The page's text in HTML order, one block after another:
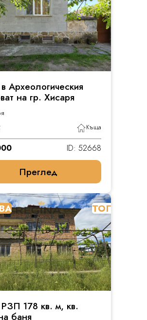
Археологическия
на гр. Хисаря
Къща
ID: 52668
Преглед
ТОП
178 кв. м, кв.
баня